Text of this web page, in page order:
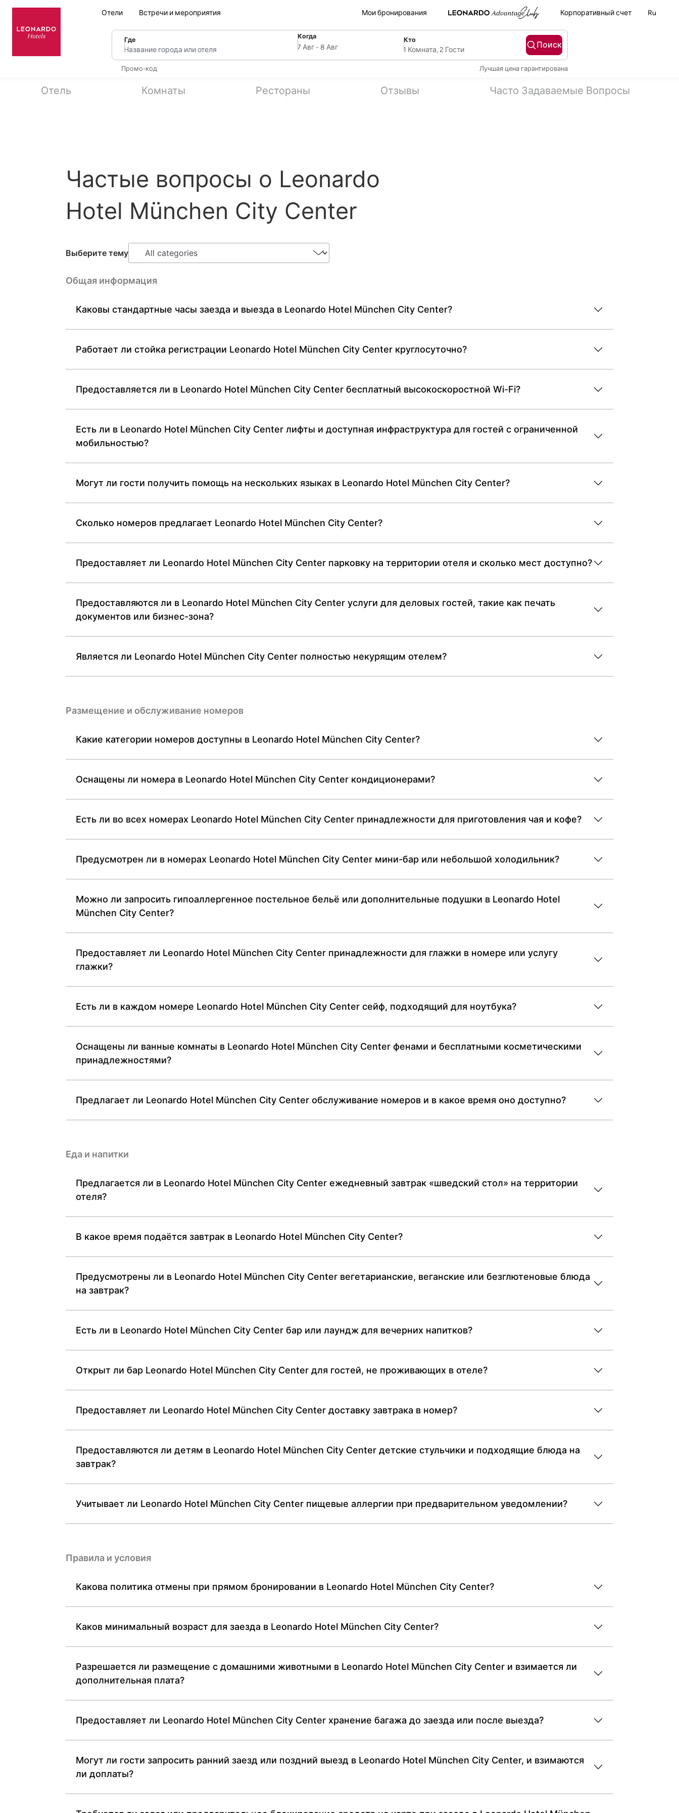
Отели Встречи и мероприятия Мои бронирования Корпоративный счет Ru
Где
Название города или отеля
Когда
SelectDate
7 Авг- 8 Авг
Кто
Username
1 Комната, 2 Гости
Поиск
Промо-код Лучшая цена гарантирована
Отель Комнаты Рестораны Отзывы Часто Задаваемые Вопросы
Частые вопросы о Leonardo
Hotel München City Center
Выберите тему
Общая информация
Каковы стандартные часы заезда и выезда в Leonardo Hotel München City Center?
Работает ли стойка регистрации Leonardo Hotel München City Center круглосуточно?
Предоставляется ли в Leonardo Hotel München City Center бесплатный высокоскоростной Wi-Fi?
Есть ли в Leonardo Hotel München City Center лифты и доступная инфраструктура для гостей с ограниченной
мобильностью?
Могут ли гости получить помощь на нескольких языках в Leonardo Hotel München City Center?
Сколько номеров предлагает Leonardo Hotel München City Center?
Предоставляет ли Leonardo Hotel München City Center парковку на территории отеля и сколько мест доступно?
Предоставляются ли в Leonardo Hotel München City Center услуги для деловых гостей, такие как печать
документов или бизнес-зона?
Является ли Leonardo Hotel München City Center полностью некурящим отелем?
Размещение и обслуживание номеров
Какие категории номеров доступны в Leonardo Hotel München City Center?
Оснащены ли номера в Leonardo Hotel München City Center кондиционерами?
Есть ли во всех номерах Leonardo Hotel München City Center принадлежности для приготовления чая и кофе?
Предусмотрен ли в номерах Leonardo Hotel München City Center мини-бар или небольшой холодильник?
Можно ли запросить гипоаллергенное постельное бельё или дополнительные подушки в Leonardo Hotel
München City Center?
Предоставляет ли Leonardo Hotel München City Center принадлежности для глажки в номере или услугу
глажки?
Есть ли в каждом номере Leonardo Hotel München City Center сейф, подходящий для ноутбука?
Оснащены ли ванные комнаты в Leonardo Hotel München City Center фенами и бесплатными косметическими
принадлежностями?
Предлагает ли Leonardo Hotel München City Center обслуживание номеров и в какое время оно доступно?
Еда и напитки
Предлагается ли в Leonardo Hotel München City Center ежедневный завтрак «шведский стол» на территории
отеля?
В какое время подаётся завтрак в Leonardo Hotel München City Center?
Предусмотрены ли в Leonardo Hotel München City Center вегетарианские, веганские или безглютеновые блюда
на завтрак?
Есть ли в Leonardo Hotel München City Center бар или лаундж для вечерних напитков?
Открыт ли бар Leonardo Hotel München City Center для гостей, не проживающих в отеле?
Предоставляет ли Leonardo Hotel München City Center доставку завтрака в номер?
Предоставляются ли детям в Leonardo Hotel München City Center детские стульчики и подходящие блюда на
завтрак?
Учитывает ли Leonardo Hotel München City Center пищевые аллергии при предварительном уведомлении?
Правила и условия
Какова политика отмены при прямом бронировании в Leonardo Hotel München City Center?
Каков минимальный возраст для заезда в Leonardo Hotel München City Center?
Разрешается ли размещение с домашними животными в Leonardo Hotel München City Center и взимается ли
дополнительная плата?
Предоставляет ли Leonardo Hotel München City Center хранение багажа до заезда или после выезда?
Могут ли гости запросить ранний заезд или поздний выезд в Leonardo Hotel München City Center, и взимаются
ли доплаты?